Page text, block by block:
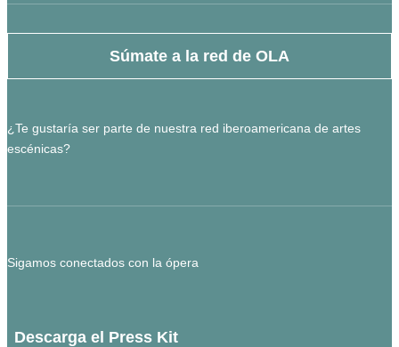
Súmate a la red de OLA
¿Te gustaría ser parte de nuestra red iberoamericana de artes
escénicas?
Sigamos conectados con la ópera
Descarga el Press Kit